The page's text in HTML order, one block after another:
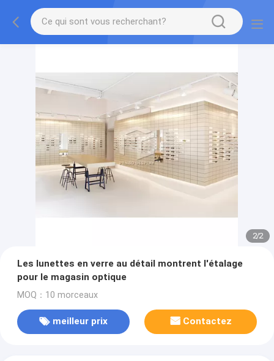
2/2
Les lunettes en verre au détail montrent l'étalage
pour le magasin optique
MOQ：10 morceaux
meilleur prix Contactez